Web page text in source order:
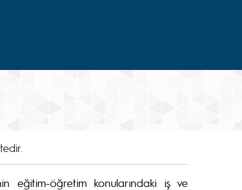
eğitim-öğretim konularındaki iş ve